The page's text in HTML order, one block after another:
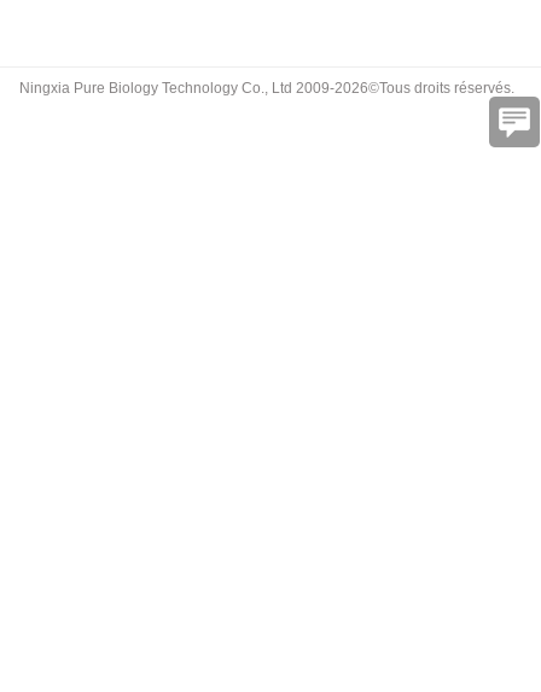
Ningxia Pure Biology Technology Co., Ltd 2009-2026©Tous droits réservés.